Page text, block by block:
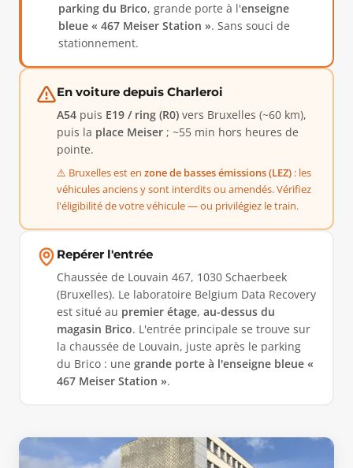
parking du Brico, grande porte à l'enseigne
bleue « 467 Meiser Station ». Sans souci de
stationnement.
En voiture depuis Charleroi
A54puis E19 / ring (R0)vers Bruxelles (~60 km),
puis la place Meiser; ~55 min hors heures de
pointe.
⚠️ Bruxelles est en zone de basses émissions (LEZ): les
véhicules anciens y sont interdits ou amendés. Vérifiez
l'éligibilité de votre véhicule — ou privilégiez le train.
Repérer l'entrée
Chaussée de Louvain 467, 1030 Schaerbeek
(Bruxelles). Le laboratoire Belgium Data Recovery
est situé au premier étage, au-dessus du
magasin Brico. L'entrée principale se trouve sur
la chaussée de Louvain, juste après le parking
du Brico : une grande porte à l'enseigne bleue «
467 Meiser Station ».